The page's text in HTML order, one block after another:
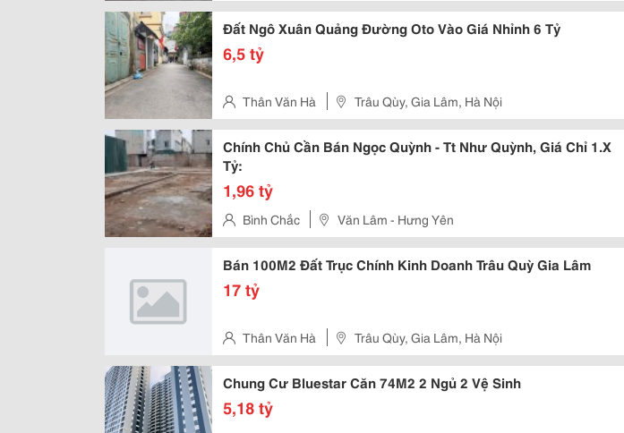
Đất Ngô Xuân Quảng Đường Oto Vào Giá Nhỉnh 6 Tỷ
6,5 tỷ
Thân Văn Hà Trâu Qùy, Gia Lâm, Hà Nội
Chính Chủ Cần Bán Ngọc Quỳnh - Tt Như Quỳnh, Giá Chỉ 1.X
Tỷ:
1,96 tỷ
Bình Chắc Văn Lâm - Hưng Yên
Bán 100M2 Đất Trục Chính Kinh Doanh Trâu Quỳ Gia Lâm
17 tỷ
Thân Văn Hà Trâu Qùy, Gia Lâm, Hà Nội
Chung Cư Bluestar Căn 74M2 2 Ngủ 2 Vệ Sinh
5,18 tỷ